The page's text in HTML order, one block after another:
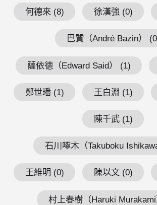
何德來 (8) 徐漢強 (0)
巴贊（André Bazin）
薩依德（Edward Said） (1)
鄭世璠 (1) 王白淵 (1)
陳千武 (1)
石川啄木（Takuboku
王維明 (0) 陳以文 (0)
村上春樹（Haruki